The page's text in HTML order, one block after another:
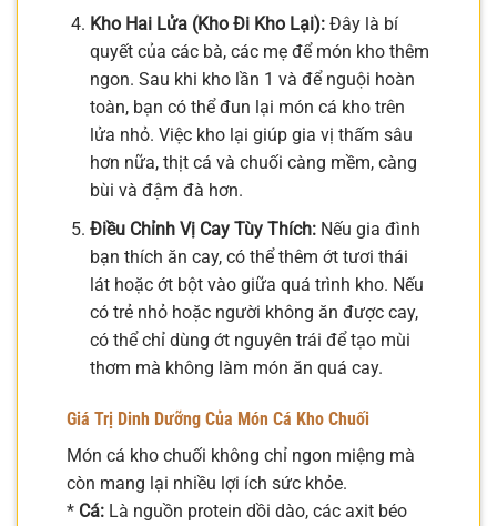
Kho Hai Lửa (Kho Đi Kho Lại):Đây là bí
quyết của các bà, các mẹ để món kho thêm
ngon. Sau khi kho lần 1 và để nguội hoàn
toàn, bạn có thể đun lại món cá kho trên
lửa nhỏ. Việc kho lại giúp gia vị thấm sâu
hơn nữa, thịt cá và chuối càng mềm, càng
bùi và đậm đà hơn.
Điều Chỉnh Vị Cay Tùy Thích:Nếu gia đình
bạn thích ăn cay, có thể thêm ớt tươi thái
lát hoặc ớt bột vào giữa quá trình kho. Nếu
có trẻ nhỏ hoặc người không ăn được cay,
có thể chỉ dùng ớt nguyên trái để tạo mùi
thơm mà không làm món ăn quá cay.
Giá Trị Dinh Dưỡng Của Món Cá Kho Chuối
Món cá kho chuối không chỉ ngon miệng mà
còn mang lại nhiều lợi ích sức khỏe.
* Cá: Là nguồn protein dồi dào, các axit béo